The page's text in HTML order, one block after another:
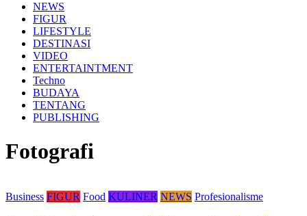
NEWS
FIGUR
LIFESTYLE
DESTINASI
VIDEO
ENTERTAINTMENT
Techno
BUDAYA
TENTANG
PUBLISHING
Fotografi
Business FIGUR Food KULINER NEWS Profesionalisme